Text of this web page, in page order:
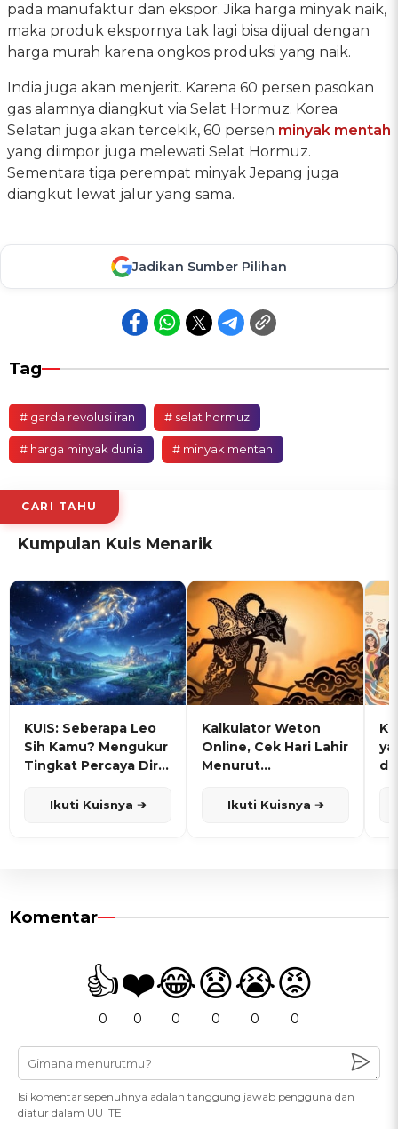
pada manufaktur dan ekspor. Jika harga minyak naik,
maka produk ekspornya tak lagi bisa dijual dengan
harga murah karena ongkos produksi yang naik.
India juga akan menjerit. Karena 60 persen pasokan
gas alamnya diangkut via Selat Hormuz. Korea
Selatan juga akan tercekik, 60 persen minyak mentah
yang diimpor juga melewati Selat Hormuz.
Sementara tiga perempat minyak Jepang juga
diangkut lewat jalur yang sama.
Jadikan Sumber Pilihan
Tag
# garda revolusi iran # selat hormuz
# harga minyak dunia # minyak mentah
CARI TAHU
Kumpulan Kuis Menarik
KUIS: Seberapa Leo
Sih Kamu? Mengukur
Tingkat Percaya Diri
Ikuti Kuisnya ➔
Kalkulator Weton
Online, Cek Hari Lahir
Menurut
Ikuti Kuisnya ➔
Komentar
👍
0
❤️
0
😂
0
😧
0
😭
0
😡
0
Isi komentar sepenuhnya adalah tanggung jawab pengguna dan
diatur dalam UU ITE